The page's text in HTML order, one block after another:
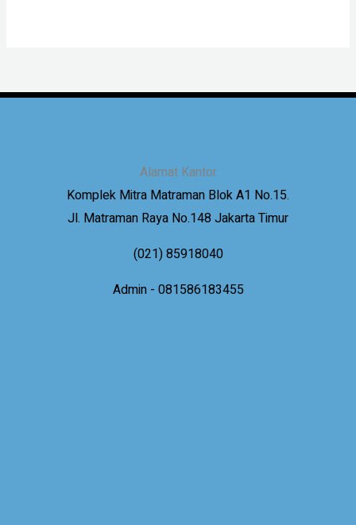
Alamat Kantor
Komplek Mitra Matraman Blok A1 No.15.
Jl. Matraman Raya No.148 Jakarta Timur
(021) 85918040
Admin - 081586183455